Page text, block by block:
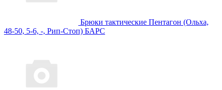
Брюки тактические Пентагон (Ольха,
48-50, 5-6, -, Рип-Стоп) БАРС